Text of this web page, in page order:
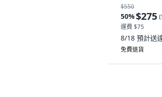
$550
50%$275 (
運費 $75
8/18 預計送
免費退貨